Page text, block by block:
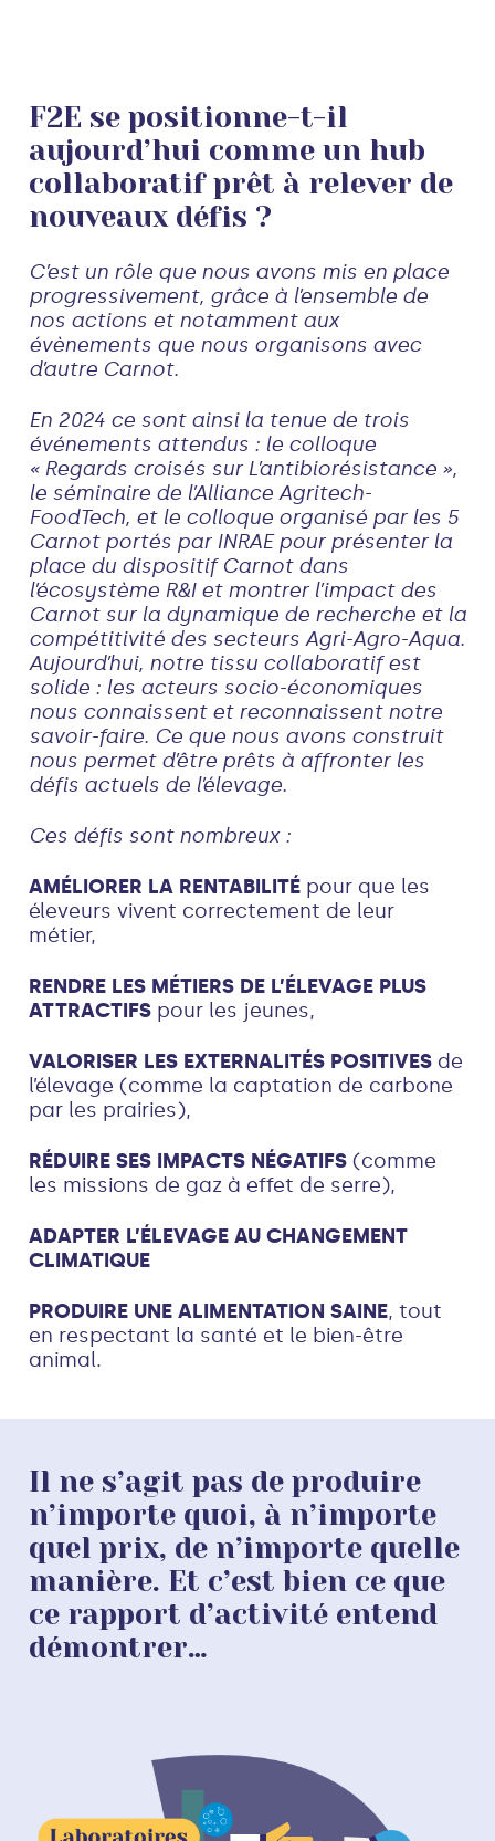
F2E se positionne-t-il
aujourd’hui comme un hub
collaboratif prêt à relever de
nouveaux défis ?
C’est un rôle que nous avons mis en place
progressivement, grâce à l’ensemble de
nos actions et notamment aux
évènements que nous organisons avec
d’autre Carnot.
En 2024 ce sont ainsi la tenue de trois
événements attendus : le colloque
« Regards croisés sur L’antibiorésistance »,
le séminaire de l’Alliance Agritech-
FoodTech, et le colloque organisé par les 5
Carnot portés par INRAE pour présenter la
place du dispositif Carnot dans
l’écosystème R&I et montrer l’impact des
Carnot sur la dynamique de recherche et la
compétitivité des secteurs Agri-Agro-Aqua.
Aujourd’hui, notre tissu collaboratif est
solide : les acteurs socio-économiques
nous connaissent et reconnaissent notre
savoir-faire. Ce que nous avons construit
nous permet d’être prêts à affronter les
défis actuels de l’élevage.
Ces défis sont nombreux :
AMÉLIORER LA RENTABILITÉ pour que les
éleveurs vivent correctement de leur
métier,
RENDRE LES MÉTIERS DE L’ÉLEVAGE PLUS
ATTRACTIFS pour les jeunes,
VALORISER LES EXTERNALITÉS POSITIVES de
l’élevage (comme la captation de carbone
par les prairies),
RÉDUIRE SES IMPACTS NÉGATIFS (comme
les missions de gaz à effet de serre),
ADAPTER L’ÉLEVAGE AU CHANGEMENT
CLIMATIQUE
PRODUIRE UNE ALIMENTATION SAINE, tout
en respectant la santé et le bien-être
animal.
Il ne s’agit pas de produire
n’importe quoi, à n’importe
quel prix, de n’importe quelle
manière. Et c’est bien ce que
ce rapport d’activité entend
démontrer…